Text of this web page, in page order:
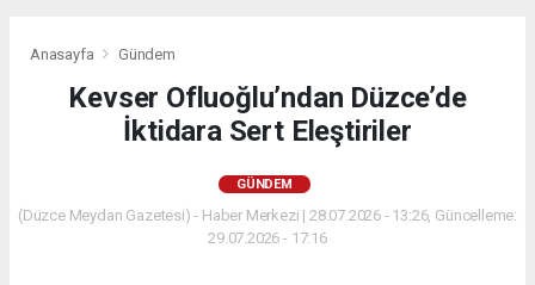
Anasayfa Gündem
Kevser Ofluoğlu’ndan Düzce’de
İktidara Sert Eleştiriler
GÜNDEM
(Düzce Meydan Gazetesi) - Haber Merkezi | 28.07.2026 - 13:26, Güncelleme:
29.07.2026 - 17:16